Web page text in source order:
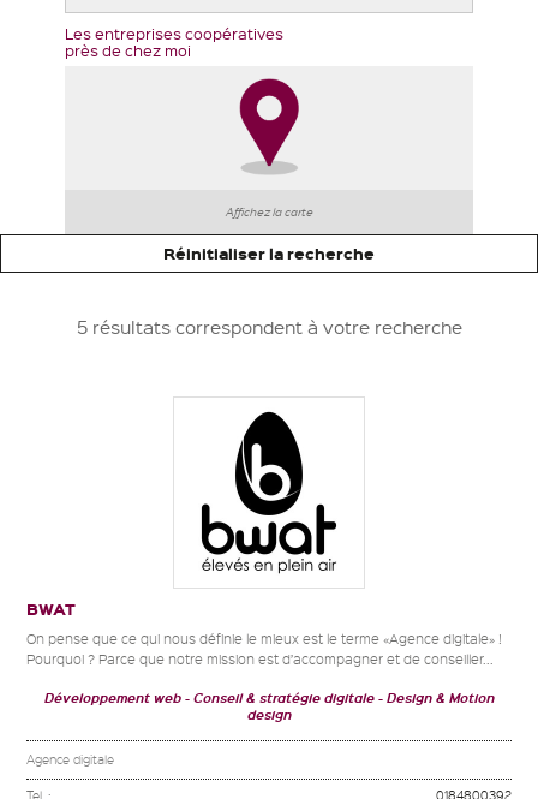
Les entreprises coopératives
près de chez moi
Affichez la carte
Réinitialiser la recherche
5 résultats correspondent à votre recherche
BWAT
On pense que ce qui nous définie le mieux est le terme «Agence digitale» !
Pourquoi ? Parce que notre mission est d’accompagner et de conseiller...
Développement web Conseil & stratégie digitale
Design & Motion
design
Agence digitale
Tel. : 0184800392